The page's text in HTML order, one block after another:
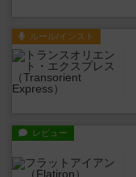
ルール/インスト
レビュー